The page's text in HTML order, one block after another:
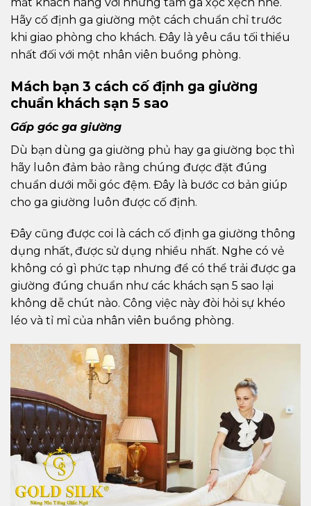
Hãy cố định ga giường một cách chuẩn chỉ trước
khi giao phòng cho khách. Đây là yêu cầu tối thiểu
nhất đối với một nhân viên buồng phòng.
Mách bạn 3 cách cố định ga giường
chuẩn khách sạn 5 sao
Gấp góc ga giường
Dù bạn dùng ga giường phủ hay ga giường bọc thì
hãy luôn đảm bảo rằng chúng được đặt đúng
chuẩn dưới mỗi góc đệm. Đây là bước cơ bản giúp
cho ga giường luôn được cố định.
Đây cũng được coi là cách cố định ga giường thông
dụng nhất, được sử dụng nhiều nhất. Nghe có vẻ
không có gì phức tạp nhưng để có thể trải được ga
giường đúng chuẩn như các khách sạn 5 sao lại
không dễ chút nào. Công việc này đòi hỏi sự khéo
léo và tỉ mỉ của nhân viên buồng phòng.